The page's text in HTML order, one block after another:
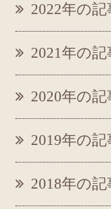
2022年の記
2021年の記
2020年の記
2019年の記
2018年の記